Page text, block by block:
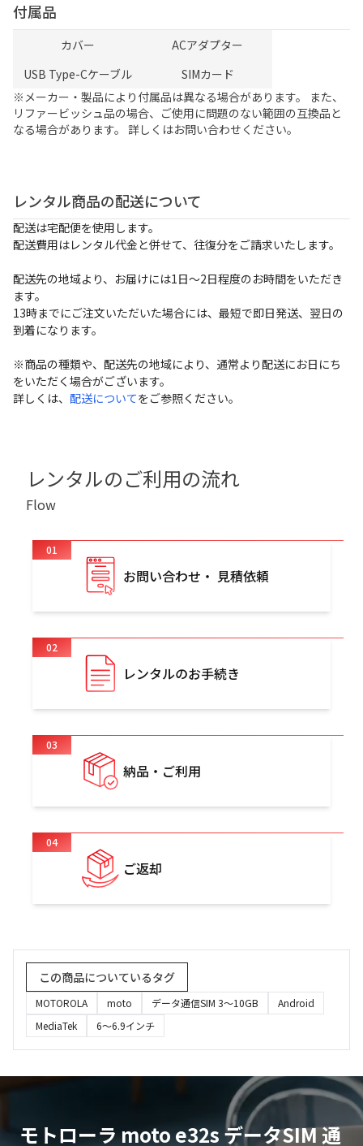
付属品
カバー
ACアダプター
USB Type-Cケーブル
SIMカード
※メーカー・製品により付属品は異なる場合があります。 また、
リファービッシュ品の場合、ご使用に問題のない範囲の互換品と
なる場合があります。 詳しくはお問い合わせください。
レンタル商品の配送について
配送は宅配便を使用します。
配送費用はレンタル代金と併せて、往復分をご請求いたします。
配送先の地域より、お届けには1日～2日程度のお時間をいただき
ます。
13時までにご注文いただいた場合には、最短で即日発送、翌日の
到着になります。
※商品の種類や、配送先の地域により、通常より配送にお日にち
をいただく場合がございます。
詳しくは、 配送についてをご参照ください。
レンタルのご利用の流れ
Flow
01
お問い合わせ・ 見積依頼
02
レンタルのお手続き
03
納品・ご利用
04
ご返却
この商品についているタグ
MOTOROLA moto データ通信SIM 3〜10GB
Android
MediaTek
6～6.9インチ
モトローラ moto e32s データSIM 通